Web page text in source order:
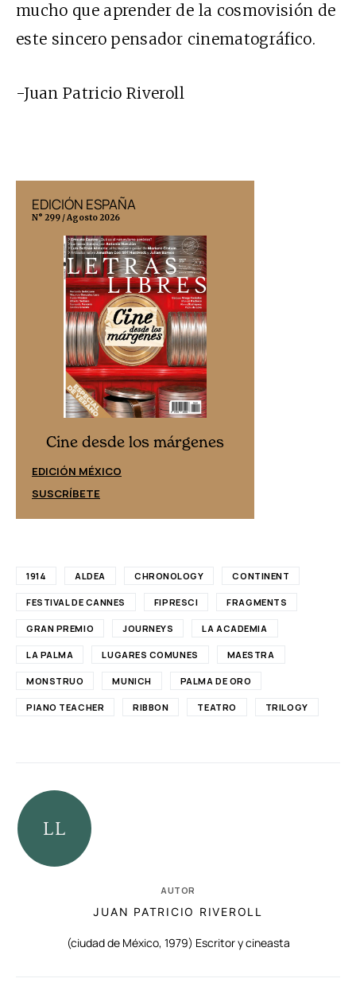
mucho que aprender de la cosmovisión de
este sincero pensador cinematográfico.
-Juan Patricio Riveroll
EDICIÓN ESPAÑA
N° 299 / Agosto 2026
Cine desde los márgenes
EDICIÓN MÉXICO
SUSCRÍBETE
1914 ALDEA CHRONOLOGY CONTINENT
FESTIVAL DE CANNES FIPRESCI FRAGMENTS
GRAN PREMIO JOURNEYS LA ACADEMIA
LA PALMA LUGARES COMUNES MAESTRA
MONSTRUO MUNICH PALMA DE ORO
PIANO TEACHER RIBBON TEATRO TRILOGY
AUTOR
JUAN PATRICIO RIVEROLL
(ciudad de México, 1979) Escritor y cineasta